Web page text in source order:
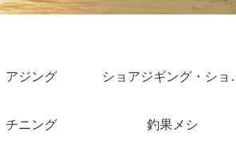
アジング ショアジ
チニング 釣果メシ